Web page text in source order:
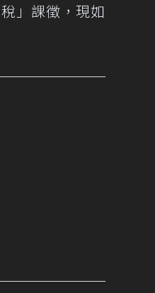
」課徵，現如